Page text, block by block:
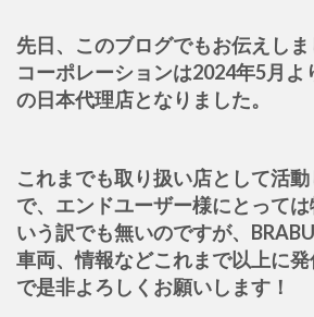
先日、このブログでもお伝えし
コーポレーションは2024年5月よ
の日本代理店となりました。
これまでも取り扱い店として活
で、エンドユーザー様にとって
いう訳でも無いのですが、
車両、情報などこれまで以上に
で是非よろしくお願いします！